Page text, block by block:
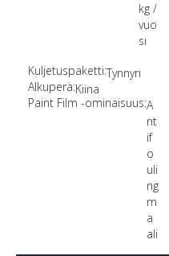
kg /
vuo
si
Kuljetuspaketti:Tynnyri
Alkuperä:Kiina
Paint Film -ominaisuus:A
nt
if
o
uli
ng
m
a
ali